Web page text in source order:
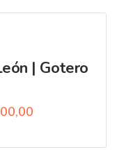
$19.000,00.
| Gotero
Current